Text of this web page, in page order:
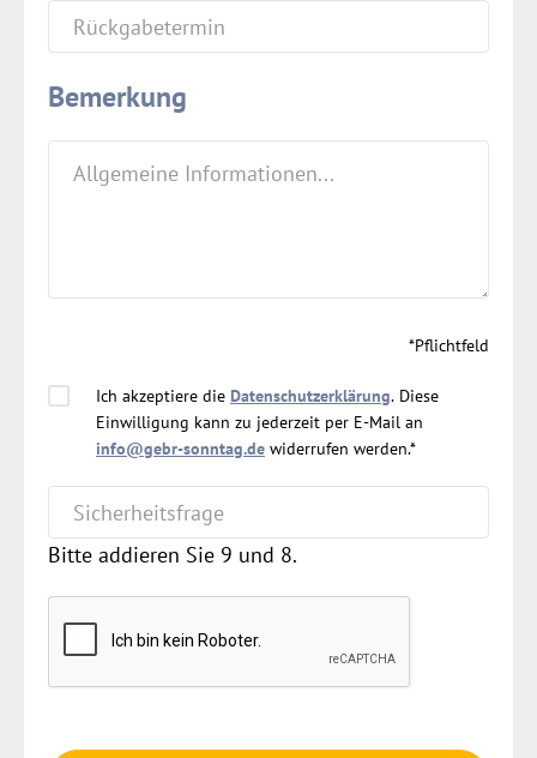
Bemerkung
*Pflichtfeld
Ich akzeptiere die Datenschutzerklärung. Diese
Einwilligung kann zu jederzeit per E-Mail an
info@gebr-sonntag.de widerrufen werden.*
Bitte addieren Sie 9 und 8.